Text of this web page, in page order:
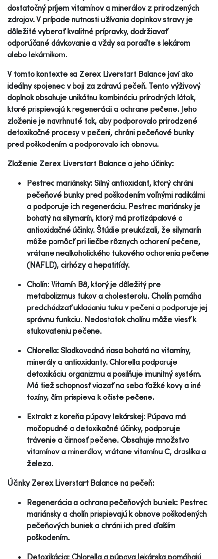
dostatočný príjem vitamínov a minerálov z prirodzených
zdrojov. V prípade nutnosti užívania doplnkov stravy je
dôležité vyberať kvalitné prípravky, dodržiavať
odporúčané dávkovanie a vždy sa poraďte s lekárom
alebo lekárnikom.
V tomto kontexte sa Zerex Liverstart Balance javí ako
ideálny spojenec v boji za zdravú pečeň. Tento výživový
doplnok obsahuje unikátnu kombináciu prírodných látok,
ktoré prispievajú k regenerácii a ochrane pečene. Jeho
zloženie je navrhnuté tak, aby podporovalo prirodzené
detoxikačné procesy v pečeni, chráni pečeňové bunky
pred poškodením a podporovalo ich obnovu.
Zloženie Zerex Liverstart Balance a jeho účinky:
Pestrec mariánsky: Silný antioxidant, ktorý chráni
pečeňové bunky pred poškodením voľnými radikálmi
a podporuje ich regeneráciu. Pestrec mariánsky je
bohatý na silymarín, ktorý má protizápalové a
antioxidačné účinky. Štúdie preukázali, že silymarín
môže pomôcť pri liečbe rôznych ochorení pečene,
vrátane nealkoholického tukového ochorenia pečene
(NAFLD), cirhózy a hepatitídy.
Cholín: Vitamín B8, ktorý je dôležitý pre
metabolizmus tukov a cholesterolu. Cholín pomáha
predchádzať ukladaniu tuku v pečeni a podporuje jej
správnu funkciu. Nedostatok cholínu môže viesť k
stukovateniu pečene.
Chlorella: Sladkovodná riasa bohatá na vitamíny,
minerály a antioxidanty. Chlorella podporuje
detoxikáciu organizmu a posilňuje imunitný systém.
Má tiež schopnosť viazať na seba ťažké kovy a iné
toxíny, čím prispieva k očiste pečene.
Extrakt z koreňa púpavy lekárskej: Púpava má
močopudné a detoxikačné účinky, podporuje
trávenie a činnosť pečene. Obsahuje množstvo
vitamínov a minerálov, vrátane vitamínu C, draslíka a
železa.
Účinky Zerex Liverstart Balance na pečeň:
Regenerácia a ochrana pečeňových buniek: Pestrec
mariánsky a cholín prispievajú k obnove poškodených
pečeňových buniek a chráni ich pred ďalším
poškodením.
Detoxikácia: Chlorella a púpava lekárska pomáhajú